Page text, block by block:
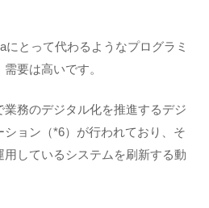
とって代わるようなプログラミ
要は高いです。
務のデジタル化を推進するデジ
ョン（*6）が行われており、そ
しているシステムを刷新する動